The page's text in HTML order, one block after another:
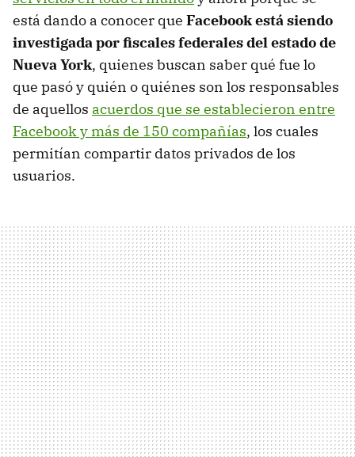
está dando a conocer que Facebook está siendo
investigada por fiscales federales del estado de
Nueva York, quienes buscan saber qué fue lo
que pasó y quién o quiénes son los responsables
de aquellos acuerdos que se establecieron entre
Facebook y más de 150 compañías, los cuales
permitían compartir datos privados de los
usuarios.